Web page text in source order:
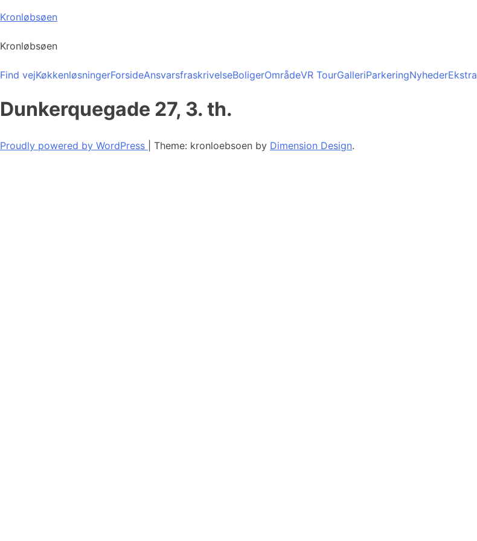
Skip
content
Kronløbsøen
Kronløbsøen
Find vejKøkkenløsningerForsideAnsvarsfraskrivelseBoligerOmrådeVR TourGalleriParkeringNyhederEkstra
Dunkerquegade 27, 3. th.
Proudly powered by WordPress Theme: kronloebsoen by Dimension Design.